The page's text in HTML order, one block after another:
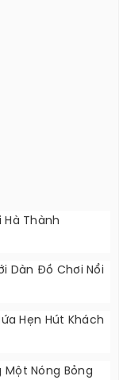
Hà Thành
Dàn Đồ Chơi Nổi
Hẹn Hút Khách
Một Nóng Bỏng